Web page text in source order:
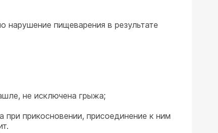
нарушение пищеварения в результате
не исключена грыжа;
прикосновении, присоединение к ним